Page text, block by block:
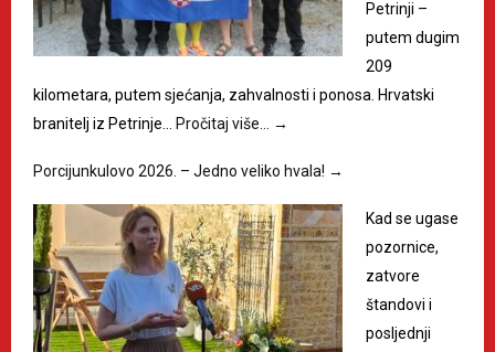
Petrinji –
putem dugim
209
kilometara, putem sjećanja, zahvalnosti i ponosa. Hrvatski
branitelj iz Petrinje… Pročitaj više… →
Porcijunkulovo 2026. – Jedno veliko hvala! →
Kad se ugase
pozornice,
zatvore
štandovi i
posljednji